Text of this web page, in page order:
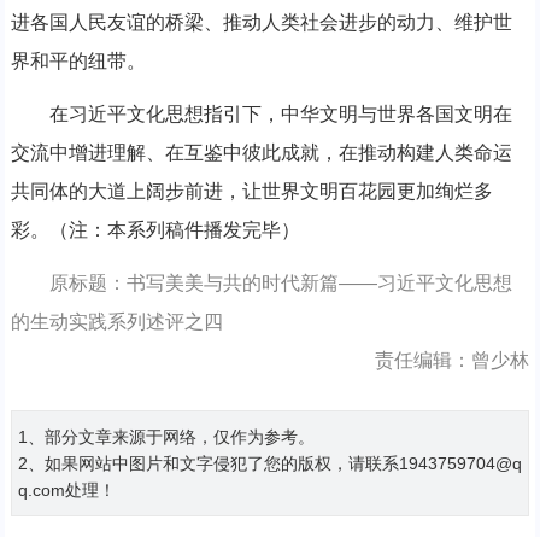
进各国人民友谊的桥梁、推动人类社会进步的动力、维护世
界和平的纽带。
在习近平文化思想指引下，中华文明与世界各国文明在
交流中增进理解、在互鉴中彼此成就，在推动构建人类命运
共同体的大道上阔步前进，让世界文明百花园更加绚烂多
彩。（注：本系列稿件播发完毕）
原标题：书写美美与共的时代新篇——习近平文化思想
的生动实践系列述评之四
责任编辑：曾少林
1、部分文章来源于网络，仅作为参考。
2、如果网站中图片和文字侵犯了您的版权，请联系1943759704@q
q.com处理！